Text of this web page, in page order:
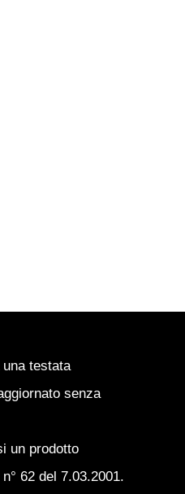
testata
senza
un prodotto
62 del 7.03.2001.